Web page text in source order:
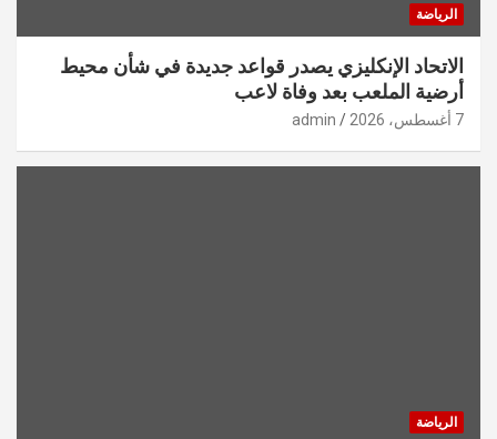
الرياضة
الاتحاد الإنكليزي يصدر قواعد جديدة في شأن محيط
أرضية الملعب بعد وفاة لاعب
7 أغسطس، 2026 admin
الرياضة